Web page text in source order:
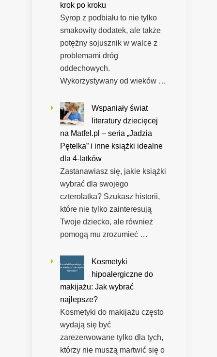
krok po kroku
Syrop z podbiału to nie tylko
smakowity dodatek, ale także
potężny sojusznik w walce z
problemami dróg
oddechowych.
Wykorzystywany od wieków …
Wspaniały świat
literatury dziecięcej
na Matfel.pl – seria „Jadzia
Pętelka” i inne książki idealne
dla 4-latków
Zastanawiasz się, jakie książki
wybrać dla swojego
czterolatka? Szukasz historii,
które nie tylko zainteresują
Twoje dziecko, ale również
pomogą mu zrozumieć …
Kosmetyki
hipoalergiczne do
makijażu: Jak wybrać
najlepsze?
Kosmetyki do makijażu często
wydają się być
zarezerwowane tylko dla tych,
którzy nie muszą martwić się o